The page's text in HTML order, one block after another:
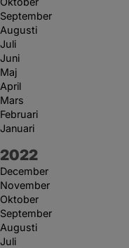
September
Augusti
Juli
Juni
Maj
April
Mars
Februari
Januari
År:
2022
December
November
Oktober
September
Augusti
Juli